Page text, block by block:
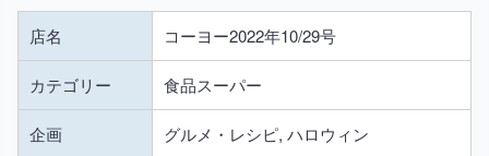
店名 コーヨー2022年10/29号
カテゴリー 食品スーパー
企画 グルメ・レシピ, ハロウィン